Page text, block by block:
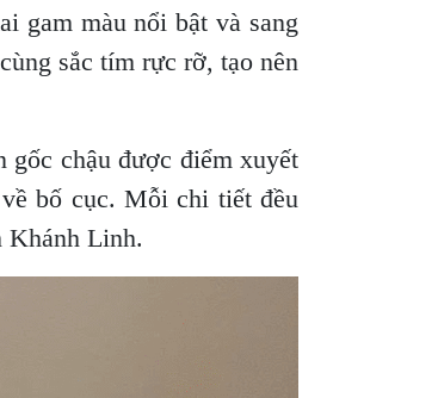
gam màu nổi bật và sang
sắc tím rực rỡ, tạo nên
gốc chậu được điểm xuyết
bố cục. Mỗi chi tiết đều
Khánh Linh.